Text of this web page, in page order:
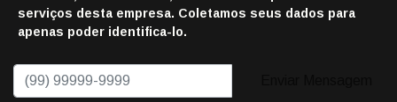
serviços desta empresa. Coletamos seus dados para
apenas poder identifica-lo.